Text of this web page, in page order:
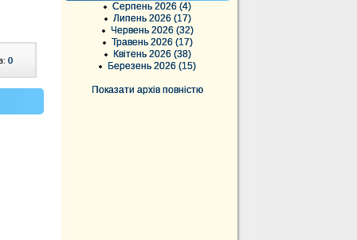
Серпень 2026 (4)
Липень 2026 (17)
Червень 2026 (32)
Травень 2026 (17)
Квітень 2026 (38)
Березень 2026 (15)
Показати архів повністю
0